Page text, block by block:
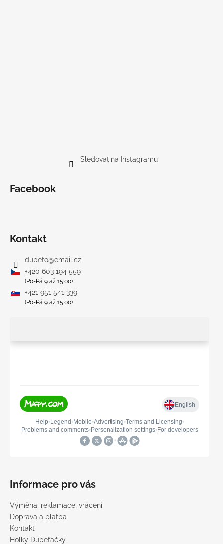
Sledovat na Instagramu
Facebook
Kontakt
dupeto@email.cz
+420 603 194 559
(Po-Pá 9 až 15:00)
+421 951 541 339
(Po-Pá 9 až 15:00)
Informace pro vás
Výměna, reklamace, vrácení
Doprava a platba
Kontakt
Holky Dupeťačky